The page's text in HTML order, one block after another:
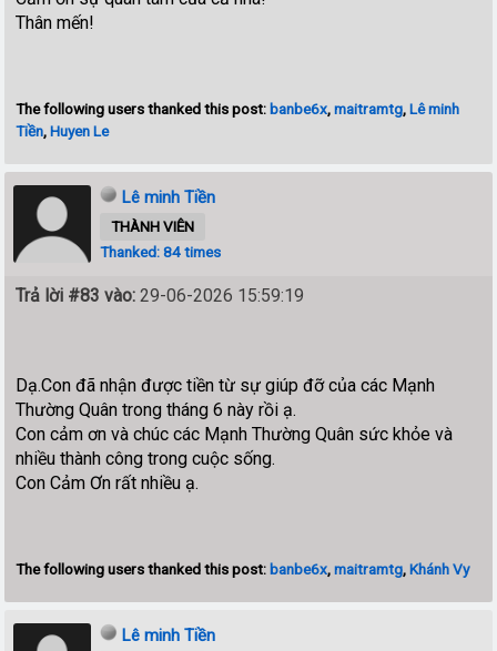
Thân mến!
The following users thanked this post: banbe6x,maitramtg,Lê minh
Tiền,Huyen Le
Lê minh Tiền
THÀNH VIÊN
Thanked: 84 times
Trả lời #83 vào: 29-06-2026 15:59:19
Dạ.Con đã nhận được tiền từ sự giúp đỡ của các Mạnh
Thường Quân trong tháng 6 này rồi ạ.
Con cảm ơn và chúc các Mạnh Thường Quân sức khỏe và
nhiều thành công trong cuộc sống.
Con Cảm Ơn rất nhiều ạ.
The following users thanked this post: banbe6x,maitramtg,Khánh Vy
Lê minh Tiền